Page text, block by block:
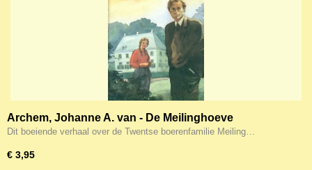
Archem, Johanne A. van - De Meilinghoeve
Dit boeiende verhaal over de Twentse boerenfamilie Meiling…
€ 3,95